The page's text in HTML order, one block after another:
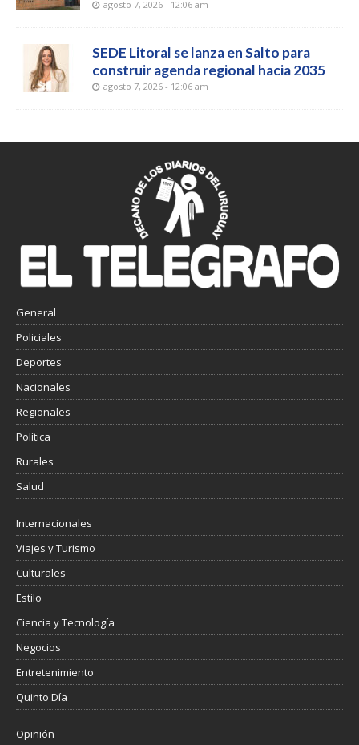
agosto 7, 2026 - 12:06 am
SEDE Litoral se lanza en Salto para
construir agenda regional hacia 2035
agosto 7, 2026 - 12:06 am
General
Policiales
Deportes
Nacionales
Regionales
Política
Rurales
Salud
Internacionales
Viajes y Turismo
Culturales
Estilo
Ciencia y Tecnología
Negocios
Entretenimiento
Quinto Día
Opinión